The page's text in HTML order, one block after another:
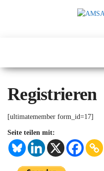
Registrieren
[ultimatemember form_id=17]
Seite teilen mit: